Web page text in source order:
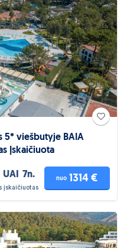
5* viešbutyje BAIA
Įskaičiuota
UAI 7n.
įskaičiuotas
nuo 1314 €